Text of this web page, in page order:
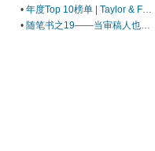
• 年度Top 10榜单 | Taylor & Francis科学与技术领域中国作者最受欢迎的热门文章榜单出炉！
• 随笔书之19——当审稿人也开始使用AI，同行评议还是“同行”评议吗？